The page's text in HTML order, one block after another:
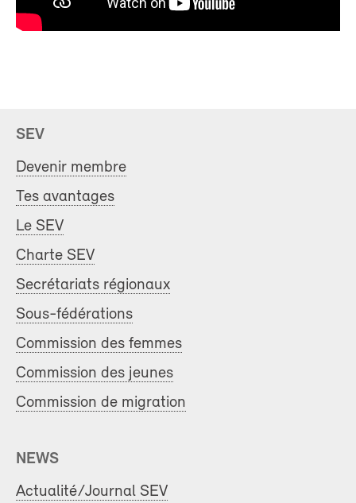
SEV
Devenir membre
Tes avantages
Le SEV
Charte SEV
Secrétariats régionaux
Sous-fédérations
Commission des femmes
Commission des jeunes
Commission de migration
NEWS
Actualité/Journal SEV